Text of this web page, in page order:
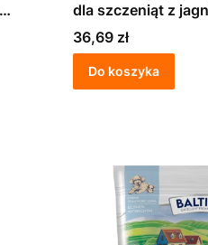
dla szczeniąt z
1kg
Cena
36,69 zł
Do koszyka